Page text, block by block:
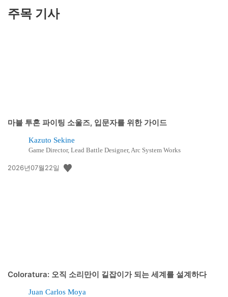
주목 기사
마블 투혼 파이팅 소울즈, 입문자를 위한 가이드
Kazuto Sekine
Game Director, Lead Battle Designer, Arc System Works
공
2026년07월22일
Coloratura: 오직 소리만이 길잡이가 되는 세계를 설계하다
Juan Carlos Moya